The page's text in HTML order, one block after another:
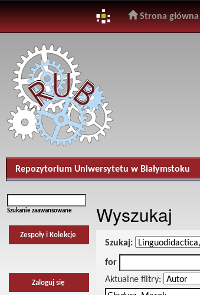
navigation
Strona główna
Repozytorium Uniwersytetu w Białymstoku
Szukanie zaawansowane
Zespoły i Kolekcje
Zaloguj się
Wyszukaj
Szukaj:
for
Aktualne filtry: